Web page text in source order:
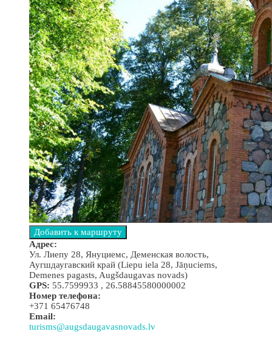
Адрес:
Ул. Лиепу 28, Януциемс, Деменская волость,
Аугшдаугавский край (Liepu iela 28, Jāņuciems,
Demenes pagasts, Augšdaugavas novads)
GPS: 55.7599933 , 26.58845580000002
Номер телефона:
+371 65476748
Email:
turisms@augsdaugavasnovads.lv